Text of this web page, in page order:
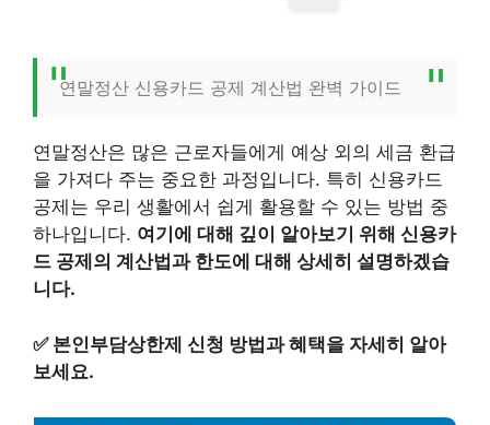
연말정산 신용카드 공제 계산법 완벽 가이드
연말정산은 많은 근로자들에게 예상 외의 세금 환급
을 가져다 주는 중요한 과정입니다. 특히 신용카드
공제는 우리 생활에서 쉽게 활용할 수 있는 방법 중
하나입니다. 여기에 대해 깊이 알아보기 위해 신용카
드 공제의 계산법과 한도에 대해 상세히 설명하겠습
니다.
✅ 본인부담상한제 신청 방법과 혜택을 자세히 알아
보세요.